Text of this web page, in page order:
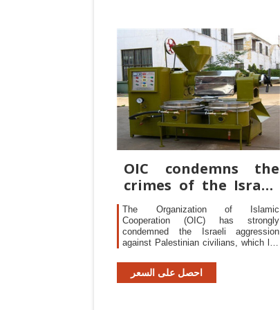
OIC condemns the
crimes of the Israeli
occupation in
The Organization of Islamic
Cooperation (OIC) has strongly
condemned the Israeli aggression
against Palestinian civilians, which led
and the injury of about 2,000
Palestinian citizens during their
احصل على السعر